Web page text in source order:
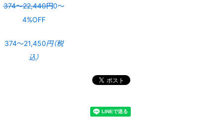
374〜22,440円0〜
4%OFF
374〜21,450円（税
込）